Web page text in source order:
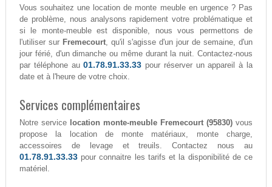
Vous souhaitez une location de monte meuble en urgence ? Pas
de problème, nous analysons rapidement votre problématique et
si le monte-meuble est disponible, nous vous permettons de
l'utiliser sur Fremecourt, qu'il s'agisse d'un jour de semaine, d'un
jour férié, d'un dimanche ou même durant la nuit. Contactez-nous
par téléphone au01.78.91.33.33 pour réserver un appareil à la
date et à l'heure de votre choix.
Services complémentaires
Notre service location monte-meuble Fremecourt (95830) vous
propose la location de monte matériaux, monte charge,
accessoires de levage et treuils. Contactez nous au
01.78.91.33.33 pour connaitre les tarifs et la disponibilité de ce
matériel.